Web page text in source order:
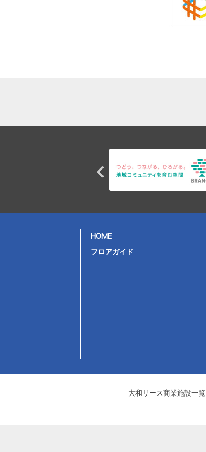
HOME
フロアガイド
大和リース商業施設一覧